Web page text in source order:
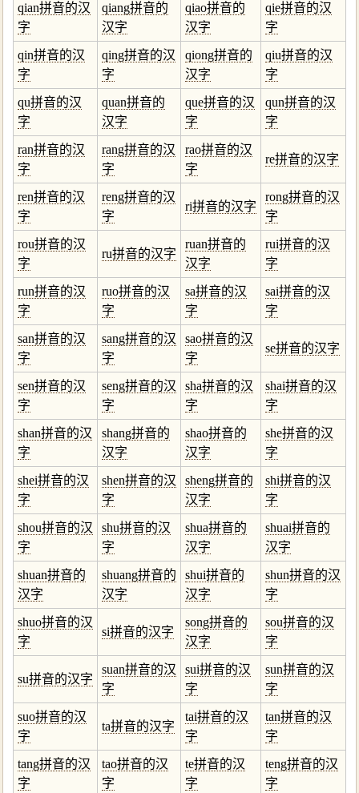
qian拼音的汉
字
qiang拼音的
汉字
qiao拼音的
汉字
qie拼音的汉
字
qin拼音的汉
字
qing拼音的汉
字
qiong拼音的
汉字
qiu拼音的汉
字
qu拼音的汉
字
quan拼音的
汉字
que拼音的汉
字
qun拼音的汉
字
ran拼音的汉
字
rang拼音的汉
字
rao拼音的汉
字
re拼音的汉字
ren拼音的汉
字
reng拼音的汉
字
ri拼音的汉字
rong拼音的汉
字
rou拼音的汉
字
ru拼音的汉字
ruan拼音的
汉字
rui拼音的汉
字
run拼音的汉
字
ruo拼音的汉
字
sa拼音的汉
字
sai拼音的汉
字
san拼音的汉
字
sang拼音的汉
字
sao拼音的汉
字
se拼音的汉字
sen拼音的汉
字
seng拼音的汉
字
sha拼音的汉
字
shai拼音的汉
字
shan拼音的汉
字
shang拼音的
汉字
shao拼音的
汉字
she拼音的汉
字
shei拼音的汉
字
shen拼音的汉
字
sheng拼音的
汉字
shi拼音的汉
字
shou拼音的汉
字
shu拼音的汉
字
shua拼音的
汉字
shuai拼音的
汉字
shuan拼音的
汉字
shuang拼音的
汉字
shui拼音的
汉字
shun拼音的汉
字
shuo拼音的汉
字
si拼音的汉字
song拼音的
汉字
sou拼音的汉
字
su拼音的汉字
suan拼音的汉
字
sui拼音的汉
字
sun拼音的汉
字
suo拼音的汉
字
ta拼音的汉字
tai拼音的汉
字
tan拼音的汉
字
tang拼音的汉
字
tao拼音的汉
字
te拼音的汉
字
teng拼音的汉
字